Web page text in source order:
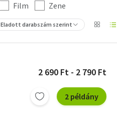
Film
Zene
Eladott darabszám szerint
2 690 Ft - 2 790 Ft
2 példány